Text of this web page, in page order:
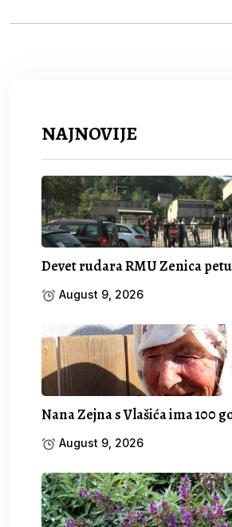
NAJNOVIJE
Devet rudara RMU Zenica
August 9, 2026
Nana Zejna s Vlašića ima 100
August 9, 2026